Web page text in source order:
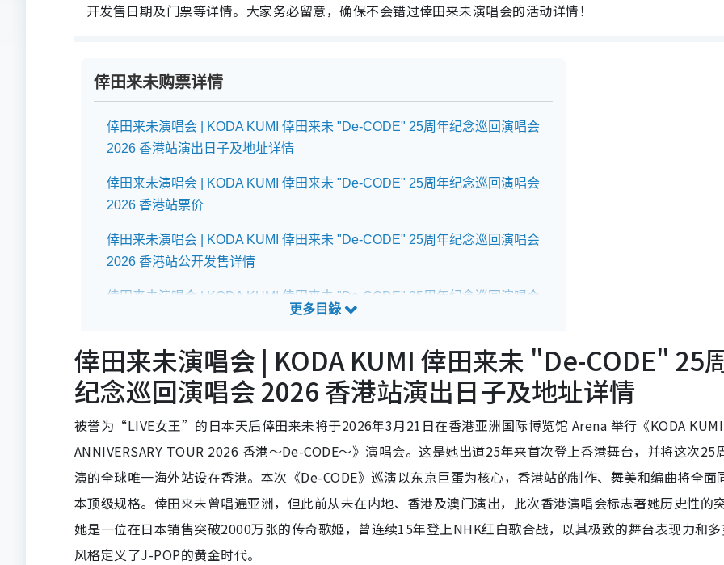
开发售日期及门票等详情。大家务必留意，确保不会错过倖田来未演唱会的活动详情！
倖田来未购票详情
倖田来未演唱会 | KODA KUMI 倖田来未 "De-CODE" 25周年纪念巡回演唱会
2026 香港站演出日子及地址详情
倖田来未演唱会 | KODA KUMI 倖田来未 "De-CODE" 25周年纪念巡回演唱会
2026 香港站票价
倖田来未演唱会 | KODA KUMI 倖田来未 "De-CODE" 25周年纪念巡回演唱会
2026 香港站公开发售详情
倖田来未演唱会 | KODA KUMI 倖田来未 "De-CODE" 25周年纪念巡回演唱会
倖田来未演唱会 | KODA KUMI 倖田来未 "De-CODE" 25周年纪念巡回演唱会
2026 香港站座位表
2026 香港站交通指南
倖田来未演唱会 | KODA KUMI 倖田来未 "De-CODE" 25
纪念巡回演唱会 2026 香港站演出日子及地址详情
被誉为“LIVE女王”的日本天后倖田来未将于2026年3月21日在香港亚洲国际博览馆 Arena 举行《KODA
ANNIVERSARY TOUR 2026 香港〜De-CODE〜》演唱会。这是她出道25年来首次登上香港舞台，并将这次25
演的全球唯一海外站设在香港。本次《De-CODE》巡演以东京巨蛋为核心，香港站的制作、舞美和编曲将全面
本顶级规格。倖田来未曾唱遍亚洲，但此前从未在内地、香港及澳门演出，此次香港演唱会标志著她历史性的突
她是一位在日本销售突破2000万张的传奇歌姬，曾连续15年登上NHK红白歌合战，以其极致的舞台表现力和多
风格定义了J-POP的黄金时代。